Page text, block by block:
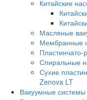
Китайские
Масляные
Мембранные
Спиральные
Сухие
Zenova LT
Вакуумные системы